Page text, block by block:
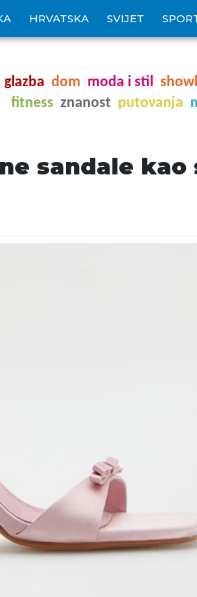
HRVATSKA SVIJET
glazba dom moda i stil
fitness znanost putovanja
sandale